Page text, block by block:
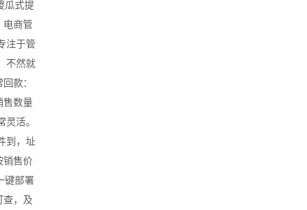
瓜式提
电商管
注于管
不然就
款：
售数量
活。
到，址
销售价
键部署
查，及